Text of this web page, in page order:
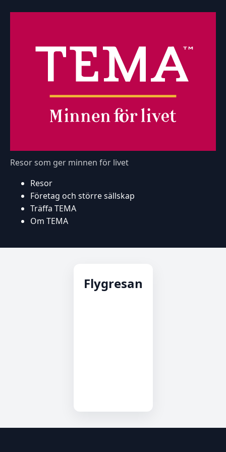
Resor som ger minnen för livet
Resor
Företag och större sällskap
Träffa TEMA
Om TEMA
Flygresan